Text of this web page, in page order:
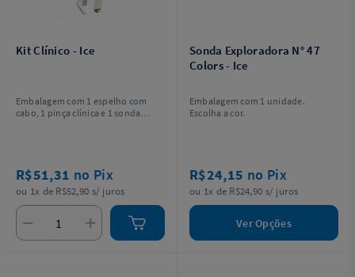
Kit Clínico - Ice
Embalagem com 1 espelho com
cabo, 1 pinça clínica e 1 sonda
R$51,31 no Pix
ou 1x de R$52,90 s/ juros
Sonda Exploradora N° 47
Colors - Ice
Embalagem com 1 unidade.
Escolha a cor.
R$24,15 no Pix
ou 1x de R$24,90 s/ juros
Ver Opções